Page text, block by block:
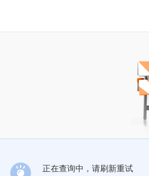
正在查询中，请刷新重试